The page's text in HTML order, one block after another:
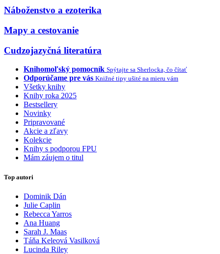
Náboženstvo a ezoterika
Mapy a cestovanie
Cudzojazyčná literatúra
Knihomoľský pomocník Spýtajte sa Sherlocka, čo čítať
Odporúčame pre vás Knižné tipy ušité na mieru vám
Všetky knihy
Knihy roka 2025
Bestsellery
Novinky
Pripravované
Akcie a zľavy
Kolekcie
Knihy s podporou FPU
Mám záujem o titul
Top autori
Dominik Dán
Julie Caplin
Rebecca Yarros
Ana Huang
Sarah J. Maas
Táňa Keleová Vasilková
Lucinda Riley